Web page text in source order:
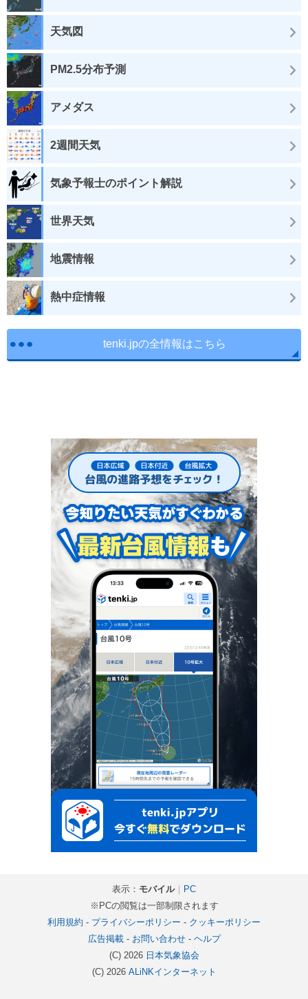
天気図
PM2.5分布予測
アメダス
2週間天気
気象予報士のポイント解説
世界天気
地震情報
熱中症情報
tenki.jpの全情報はこちら
表示： モバイル｜ PC
※PCの閲覧は一部制限されます
利用規約 - プライバシーポリシー - クッキーポリシー
広告掲載- お問い合わせ- ヘルプ
(C) 2026 日本気象協会
(C) 2026 ALiNKインターネット